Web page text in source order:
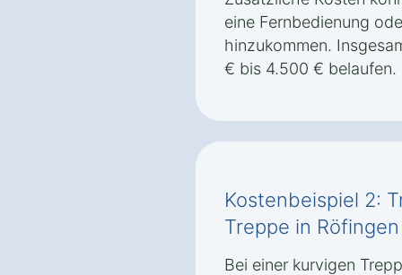
eine Fernbedienung
hinzukommen.
€ bis 4.500 € belaufen.
Kostenbeispiel 2:
Treppe in Röfingen
Bei einer kurvigen